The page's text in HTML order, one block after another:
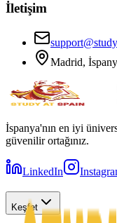
İletişim
Madrid,
İspanya'nın en iyi
güvenilir ortağınız.
LinkedIn
Keşfet